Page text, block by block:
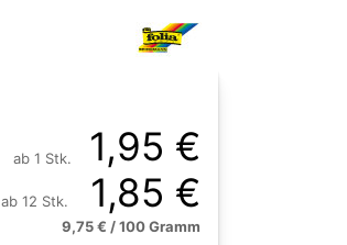
ab 1 Stk. 1,95 €
ab 12 Stk. 1,85 €
9,75 € / 100 Gramm